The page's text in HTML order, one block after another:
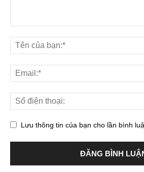
Lưu thông tin của bạn cho lần bình